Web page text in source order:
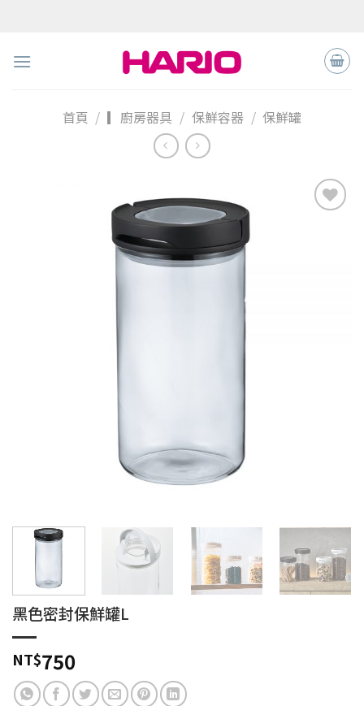
首頁 / ▎廚房器具 / 保鮮容器 / 保鮮罐
黑色密封保鮮罐L
NT$750